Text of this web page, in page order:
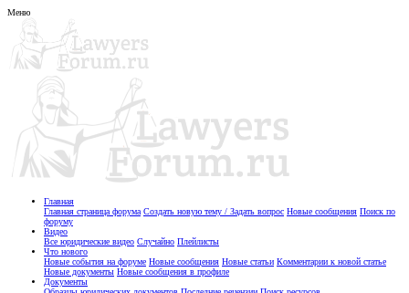
Меню
Главная
Главная страница форума Создать новую тему / Задать вопрос Новые сообщения Поиск по
форуму
Видео
Все юридические видео Случайно Плейлисты
Что нового
Новые события на форуме Новые сообщения Новые статьи Комментарии к новой статье
Новые документы Новые сообщения в профиле
Документы